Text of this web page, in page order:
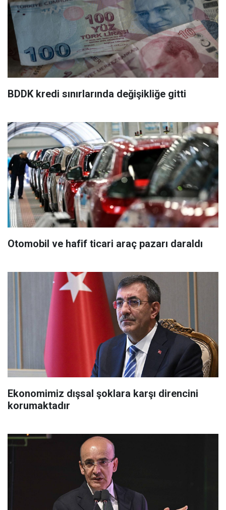
BDDK kredi sınırlarında değişikliğe gitti
Otomobil ve hafif ticari araç pazarı daraldı
Ekonomimiz dışsal şoklara karşı direncini
korumaktadır